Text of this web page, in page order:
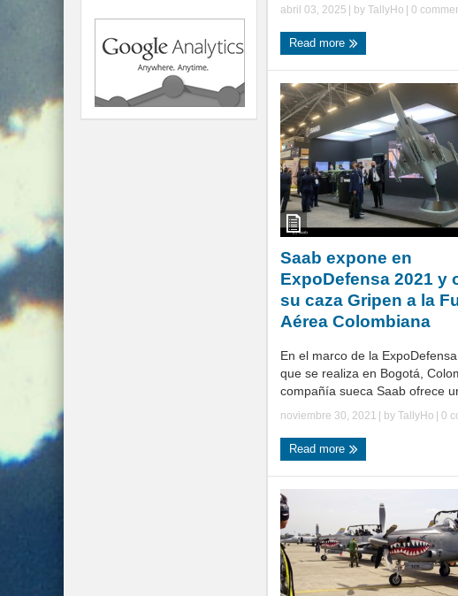
abril 03, 2025 | by TallyHo | 0
Read more
Saab expone en
ExpoDefensa 2021 y
su caza Gripen a la
Aérea Colombiana
En el marco de la
que se realiza en Bogotá,
compañía sueca Saab ofrece
noviembre 30, 2021 | by TallyHo 0
Read more